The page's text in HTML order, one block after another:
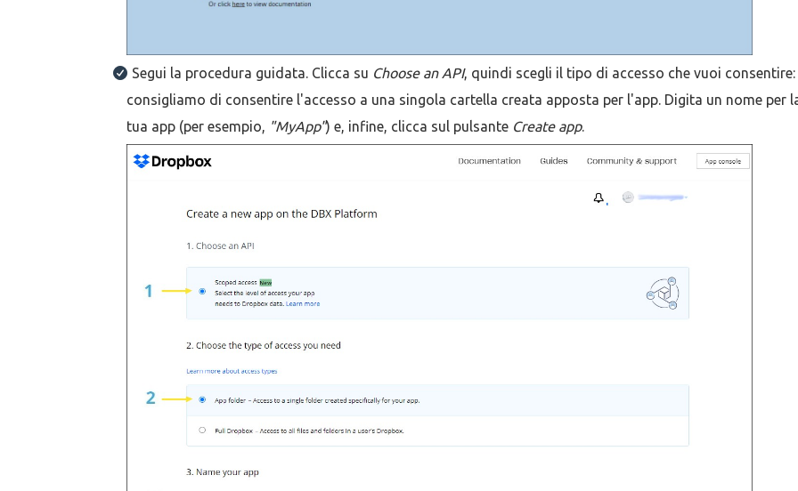
Segui la procedura guidata. Clicca su Choose an API, quindi scegli il tipo di accesso che vuoi
consigliamo di consentire l'accesso a una singola cartella creata apposta per l'app. Digita un nome per
tua app (per esempio,
"MyApp") e, infine, clicca sul pulsante Create app.